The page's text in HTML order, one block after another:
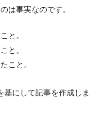
は事実なのです。
と。
と。
こと。
基にして記事を作成しま